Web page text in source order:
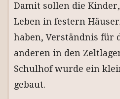
Damit sollen die
Leben in festern
haben, Verständnis für
anderen in den
Schulhof wurde ein
gebaut.